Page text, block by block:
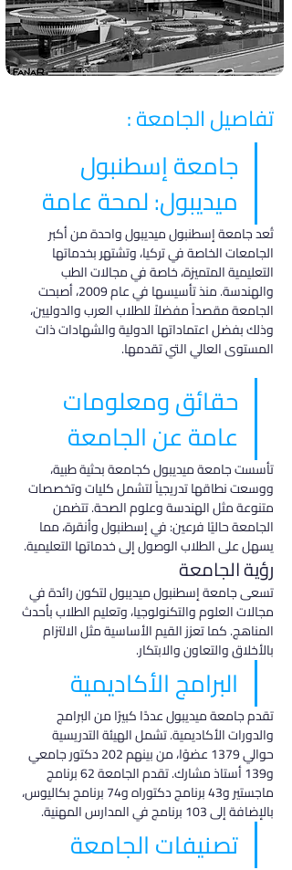
تفاصيل الجامعة :
جامعة إسطنبول
ميديبول: لمحة عامة
تُعد جامعة إسطنبول ميديبول واحدة من أكبر
الجامعات الخاصة في تركيا، وتشتهر بخدماتها
التعليمية المتميزة، خاصة في مجالات الطب
والهندسة. منذ تأسيسها في عام 2009، أصبحت
الجامعة مقصداً مفضلاً للطلاب العرب والدوليين،
وذلك بفضل اعتماداتها الدولية والشهادات ذات
المستوى العالي التي تقدمها.
حقائق ومعلومات
عامة عن الجامعة
تأسست جامعة ميديبول كجامعة بحثية طبية،
ووسعت نطاقها تدريجياً لتشمل كليات وتخصصات
متنوعة مثل الهندسة وعلوم الصحة. تتضمن
الجامعة حاليًا فرعين: في إسطنبول وأنقرة، مما
يسهل على الطلاب الوصول إلى خدماتها التعليمية.
رؤية الجامعة
تسعى جامعة إسطنبول ميديبول لتكون رائدة في
مجالات العلوم والتكنولوجيا، وتعليم الطلاب بأحدث
المناهج. كما تعزز القيم الأساسية مثل الالتزام
بالأخلاق والتعاون والابتكار.
البرامج الأكاديمية
تقدم جامعة ميديبول عددًا كبيرًا من البرامج
والدورات الأكاديمية. تشمل الهيئة التدريسية
حوالي 1379 عضوًا، من بينهم 202 دكتور جامعي
و139 أستاذ مشارك. تقدم الجامعة 62 برنامج
ماجستير و43 برنامج دكتوراه و74 برنامج بكاليوس،
بالإضافة إلى 103 برنامج في المدارس المهنية.
تصنيفات الجامعة